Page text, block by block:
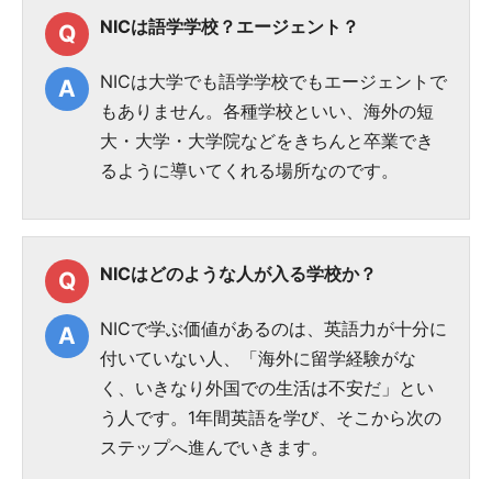
NICは語学学校？エージェント？
NICは大学でも語学学校でもエージェントで
もありません。各種学校といい、海外の短
大・大学・大学院などをきちんと卒業でき
るように導いてくれる場所なのです。
NICはどのような人が入る学校か？
NICで学ぶ価値があるのは、英語力が十分に
付いていない人、「海外に留学経験がな
く、いきなり外国での生活は不安だ」とい
う人です。1年間英語を学び、そこから次の
ステップへ進んでいきます。